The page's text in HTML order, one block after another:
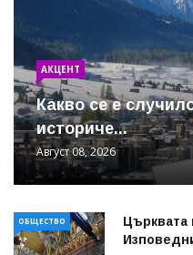
АКЦЕНТ
Какво се е
историче...
Август 08, 2026
ОБЩЕСТВО
Църквата